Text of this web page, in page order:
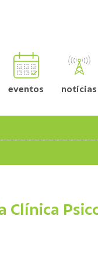
eventos notícias
Clínica